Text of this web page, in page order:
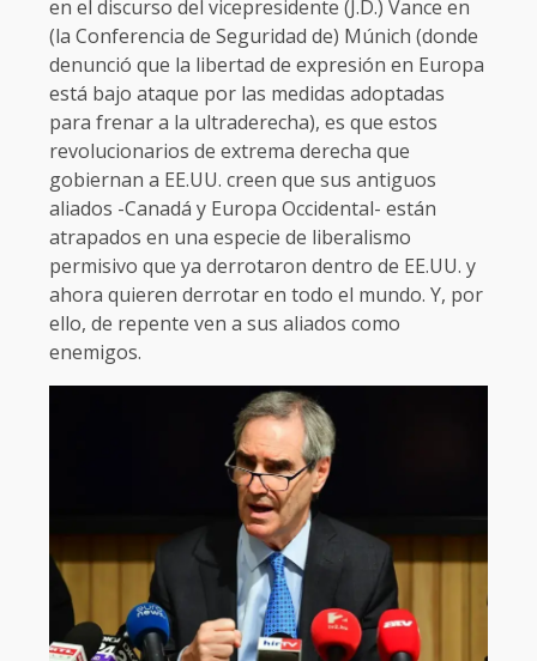
en el discurso del vicepresidente (J.D.) Vance en
(la Conferencia de Seguridad de) Múnich (donde
denunció que la libertad de expresión en Europa
está bajo ataque por las medidas adoptadas
para frenar a la ultraderecha), es que estos
revolucionarios de extrema derecha que
gobiernan a EE.UU. creen que sus antiguos
aliados -Canadá y Europa Occidental- están
atrapados en una especie de liberalismo
permisivo que ya derrotaron dentro de EE.UU. y
ahora quieren derrotar en todo el mundo. Y, por
ello, de repente ven a sus aliados como
enemigos.